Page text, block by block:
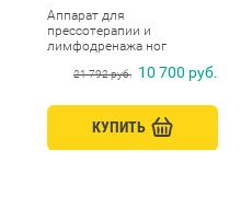
Аппарат для
прессотерапии и
лимфодренажа ног
21 792 руб. 10 700 руб.
КУПИТЬ